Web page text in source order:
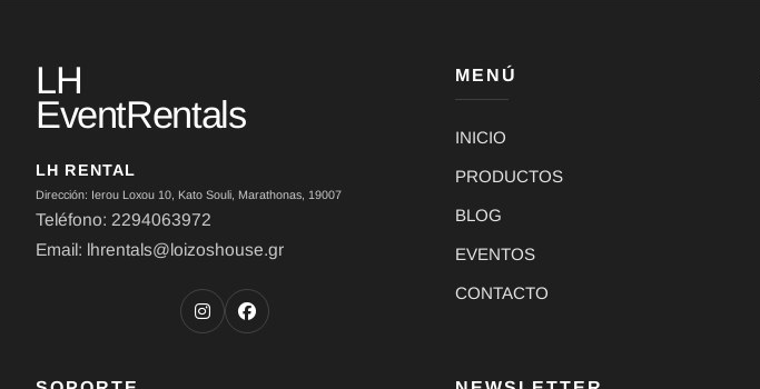
LH
EventRentals
LH RENTAL
Dirección: Ierou Loxou 10, Kato Souli, Marathonas, 19007
Teléfono: 2294063972
Email: lhrentals@loizoshouse.gr
MENÚ
INICIO
PRODUCTOS
BLOG
EVENTOS
CONTACTO